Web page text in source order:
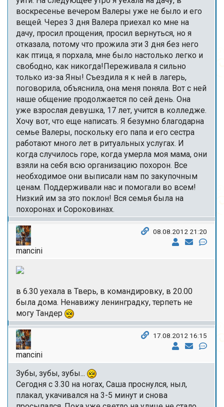
воскресенье вечером Валеры уже не было и его
вещей. Через 3 дня Валера приехал ко мне на
дачу, просил прощения, просил вернуться, но я
отказала, потому что прожила эти 3 дня без него
как птица, я порхала, мне было настолько легко и
свободно, как никогда!Переживала я сильно
только из-за Яны! Съездила я к ней в лагерь,
поговорила, объяснила, она меня поняла. Вот с ней
наше общение продолжается по сей день. Она
уже взрослая девушка, 17 лет, учится в колледже.
Хочу вот, что еще написать. Я безумно благодарна
семье Валеры, поскольку его папа и его сестра
работают много лет в ритуальных услугах. И
когда случилось горе, когда умерла моя мама, они
взяли на себя всю организацию похорон. Все
необходимое они выписали нам по закупочным
ценам. Поддерживали нас и помогали во всем!
Низкий им за это поклон! Вся семья была на
похоронах и Сороковинах.
mancini
08.08.2012 21:20
в 6.30 уехала в Тверь, в командировку, в 20.00
была дома. Ненавижу ленинградку, терпеть не
могу Тандер
mancini
17.08.2012 16:15
Зубы, зубы, зубы...
Сегодня с 3.30 на ногах, Саша проснулся, ныл,
плакал, укачивался на 3-5 минут и снова